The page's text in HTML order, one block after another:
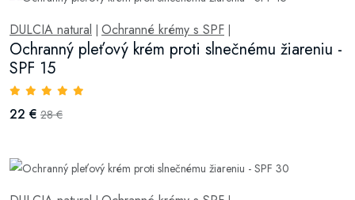
DULCIA natural | Ochranné krémy s SPF |
Ochranný pleťový krém proti slnečnému žiareniu -
SPF 15
22 € 28 €